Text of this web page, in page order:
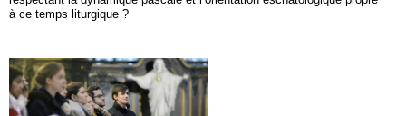
à ce temps liturgique ?